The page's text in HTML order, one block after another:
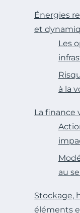
Énergies
et
Les
à la
La finance
au
Stockage,
éléments